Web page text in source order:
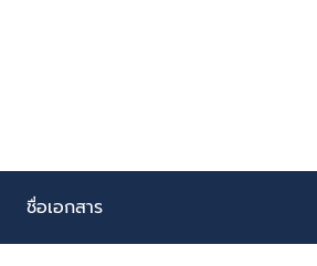
ชื่อเอกสาร